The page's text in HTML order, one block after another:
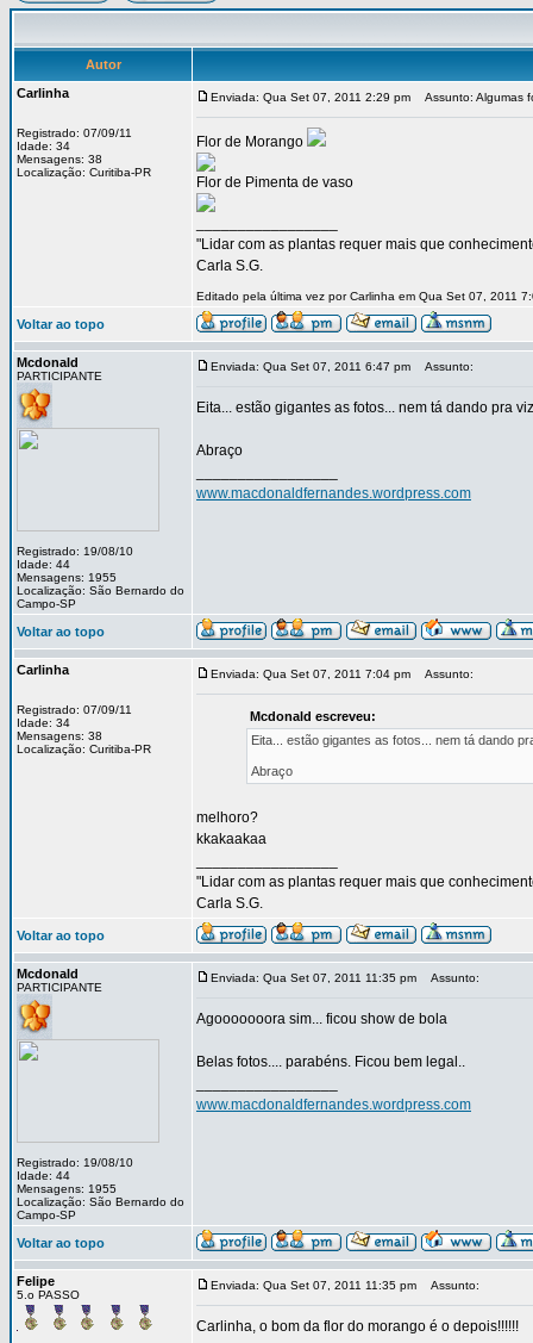
Autor
Carlinha
Registrado: 07/09/11
Idade: 34
Mensagens: 38
Localização: Curitiba-PR
Enviada: Qua Set 07, 2011 2:29 pm Assunto: Algumas
Flor de Morango
Flor de Pimenta de vaso
"Lidar com as plantas requer mais que
Carla S.G.
Editado pela última vez por Carlinha em Qua Set 07, 2011
Voltar ao topo
Mcdonald
PARTICIPANTE
Registrado: 19/08/10
Idade: 44
Mensagens: 1955
Localização: São Bernardo do
Campo-SP
Enviada: Qua Set 07, 2011 6:47 pm Assunto:
Eita... estão gigantes as fotos... nem tá dando pra
Abraço
www.macdonaldfernandes.wordpress.com
Voltar ao topo
Carlinha
Registrado: 07/09/11
Idade: 34
Mensagens: 38
Localização: Curitiba-PR
Enviada: Qua Set 07, 2011 7:04 pm Assunto:
Mcdonald escreveu:
Eita... estão gigantes as fotos... nem tá dando
Abraço
melhoro?
kkakaakaa
"Lidar com as plantas requer mais que
Carla S.G.
Voltar ao topo
Mcdonald
PARTICIPANTE
Registrado: 19/08/10
Idade: 44
Mensagens: 1955
Localização: São Bernardo do
Campo-SP
Enviada: Qua Set 07, 2011 11:35 pm Assunto:
Agooooooora sim... ficou show de bola
Belas fotos.... parabéns. Ficou bem legal..
www.macdonaldfernandes.wordpress.com
Voltar ao topo
Felipe
5.o PASSO
Enviada: Qua Set 07, 2011 11:35 pm Assunto:
Carlinha, o bom da flor do morango é o depois!!!!!!